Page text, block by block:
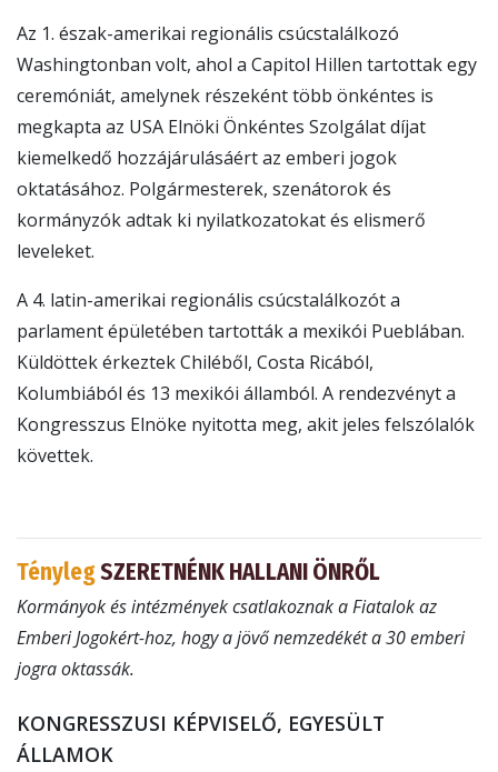
Az 1. észak-amerikai regionális csúcstalálkozó
Washingtonban volt, ahol a Capitol Hillen tartottak egy
ceremóniát, amelynek részeként több önkéntes is
megkapta az USA Elnöki Önkéntes Szolgálat díjat
kiemelkedő hozzájárulásáért az emberi jogok
oktatásához. Polgármesterek, szenátorok és
kormányzók adtak ki nyilatkozatokat és elismerő
leveleket.
A 4. latin-amerikai regionális csúcstalálkozót a
parlament épületében tartották a mexikói Pueblában.
Küldöttek érkeztek Chiléből, Costa Ricából,
Kolumbiából és 13 mexikói államból. A rendezvényt a
Kongresszus Elnöke nyitotta meg, akit jeles felszólalók
követtek.
TénylegSZERETNÉNK HALLANI ÖNRŐL
Kormányok és intézmények csatlakoznak a Fiatalok az
Emberi Jogokért-hoz, hogy a jövő nemzedékét a 30 emberi
jogra oktassák.
KONGRESSZUSI KÉPVISELŐ, EGYESÜLT
ÁLLAMOK